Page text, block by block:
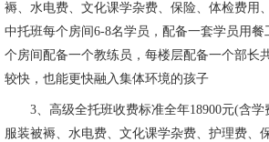
褥、水电费、文化课学杂费、保险、体检费用
中托班每个房间6-8名学员，配备一套学员用
个房间配备一个教练员，每楼层配备一个部长
较快，也能更快融入集体环境的孩子
3、高级全托班收费标准全年18900元(含学
服装被褥、水电费、文化课学杂费、护理费、